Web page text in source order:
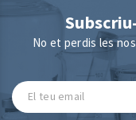
No et perdis les